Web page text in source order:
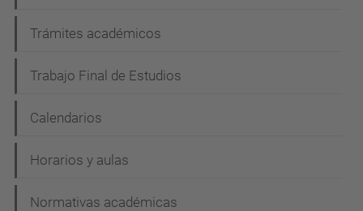
Trámites académicos
Trabajo Final de Estudios
Calendarios
Horarios y aulas
Normativas académicas